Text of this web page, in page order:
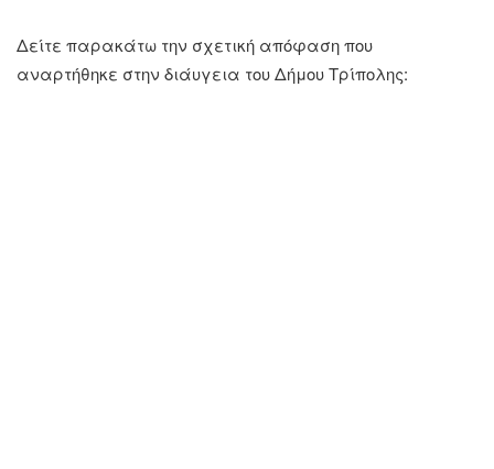
Δείτε παρακάτω την σχετική απόφαση που
αναρτήθηκε στην διάυγεια του Δήμου Τρίπολης: